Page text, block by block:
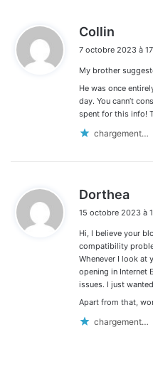
Collin
t
7 octobre 2023 à
My brother
He was once
day. You cann’t
spent for this info!
chargement…
Dorthea
t
:
15 octobre 2023 à
Hi, I believe your
compatibility
Whenever I look at
opening in Internet
issues. I just
Apart from that,
chargement…